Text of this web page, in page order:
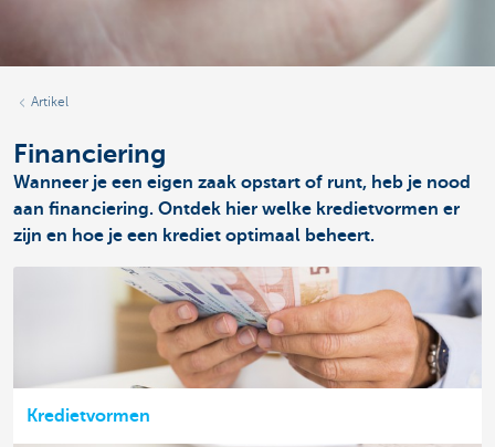
Artikel
Financiering
Wanneer je een eigen zaak opstart of runt, heb je nood
aan financiering. Ontdek hier welke kredietvormen er
zijn en hoe je een krediet optimaal beheert.
Kredietvormen